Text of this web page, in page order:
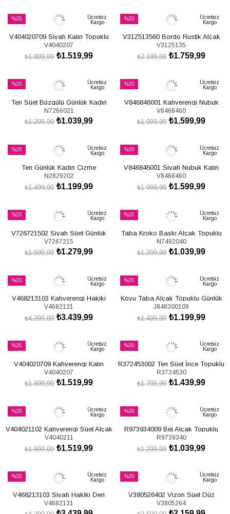
%20
%20İndirim
Ücretsiz
Kargo
V404020709 Siyah Kalın Topuklu
Kadın Çizme
V4040207
₺1.519,99
₺1.899,99
%20
%20İndirim
Ücretsiz
Kargo
V312513560 Bordo Rustik Alçak
Topuklu Kadın Çizme
V3125135
₺1.759,99
₺2.199,99
%20
%20İndirim
Ücretsiz
Kargo
Ten Süet Büzgülü Günlük Kadın
Çizme N726602102
N7266021
₺1.039,99
₺1.299,99
%20
%20İndirim
Ücretsiz
Kargo
V846846001 Kahverengi Nubuk
Kalın Topuklu Körüklü Kadın Çizme
V8468460
₺1.599,99
₺1.999,99
%20
%20İndirim
Ücretsiz
Kargo
Ten Günlük Kadın Çizme
N282920209
N2829202
₺1.199,99
₺1.499,99
%20
%20İndirim
Ücretsiz
Kargo
V846846001 Siyah Nubuk Kalın
Topuklu Körüklü Kadın Çizme
V8468460
₺1.599,99
₺1.999,99
%20
%20İndirim
Ücretsiz
Kargo
V726721502 Siyah Süet Günlük
Kadın Çizme
V7267215
₺1.279,99
₺1.599,99
%20
%20İndirim
Ücretsiz
Kargo
Taba Kroko Baskı Alçak Topuklu
Kadın Çizme N749204011
N7492040
₺1.039,99
₺1.299,99
%20
%20İndirim
Ücretsiz
Kargo
V468213103 Kahverengi Hakiki
Deri Kalın Topuklu Kadın Çizme
V4682131
₺3.439,99
₺4.299,99
%20
%20İndirim
Ücretsiz
Kargo
Koyu Taba Alçak Topuklu Günlük
Kadın Çizme J848300109
J848300109
₺1.199,99
₺1.499,99
%20
%20İndirim
Ücretsiz
Kargo
V404020709 Kahverengi Kalın
Topuklu Kadın Çizme
V4040207
₺1.519,99
₺1.899,99
%20
%20İndirim
Ücretsiz
Kargo
R372453002 Ten Süet İnce Topuklu
Kadın Çizme
R3724530
₺1.439,99
₺1.799,99
%20
%20İndirim
Ücretsiz
Kargo
V404021102 Kahverengi Süet Alçak
Topuklu Kadın Çizme
V4040211
₺1.519,99
₺1.899,99
%20
%20İndirim
Ücretsiz
Kargo
R973934009 Bej Alçak Topuklu
Kadın Çizme
R9739340
₺1.039,99
₺1.299,99
%20
%20İndirim
Ücretsiz
Kargo
V468213103 Siyah Hakiki Deri
Kalın Topuklu Kadın Çizme
V4682131
%20
%20İndirim
Ücretsiz
Kargo
V380526402 Vizon Süet Düz
Taban Fermuar Detaylı Kadın
V3805264